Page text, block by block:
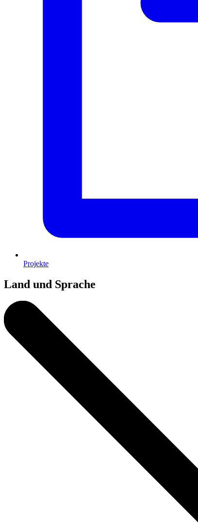
Projekte
Land und Sprache